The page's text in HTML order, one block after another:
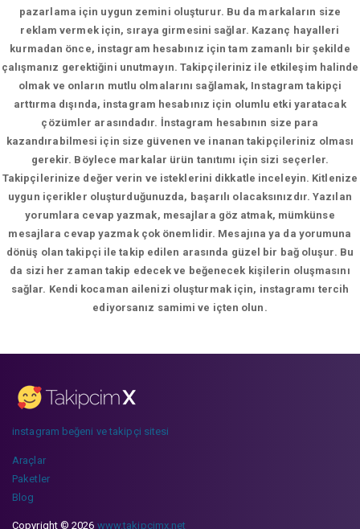
pazarlama için uygun zemini oluşturur. Bu da markaların size
reklam vermek için, sıraya girmesini sağlar. Kazanç hayalleri
kurmadan önce, instagram hesabınız için tam zamanlı bir şekilde
çalışmanız gerektiğini unutmayın. Takipçileriniz ile etkileşim halinde
olmak ve onların mutlu olmalarını sağlamak, Instagram takipçi
arttırma dışında, instagram hesabınız için olumlu etki yaratacak
çözümler arasındadır. İnstagram hesabının size para
kazandırabilmesi için size güvenen ve inanan takipçileriniz olması
gerekir. Böylece markalar ürün tanıtımı için sizi seçerler.
Takipçilerinize değer verin ve isteklerini dikkatle inceleyin. Kitlenize
uygun içerikler oluşturduğunuzda, başarılı olacaksınızdır. Yazılan
yorumlara cevap yazmak, mesajlara göz atmak, mümkünse
mesajlara cevap yazmak çok önemlidir. Mesajına ya da yorumuna
dönüş olan takipçi ile takip edilen arasında güzel bir bağ oluşur. Bu
da sizi her zaman takip edecek ve beğenecek kişilerin oluşmasını
sağlar. Kendi kocaman ailenizi oluşturmak için, instagramı tercih
ediyorsanız samimi ve içten olun.
instagram beğeni ve takipçi sitesi
Araçlar
Paketler
Blog
Copyright © 2026 www.takipcimx.net